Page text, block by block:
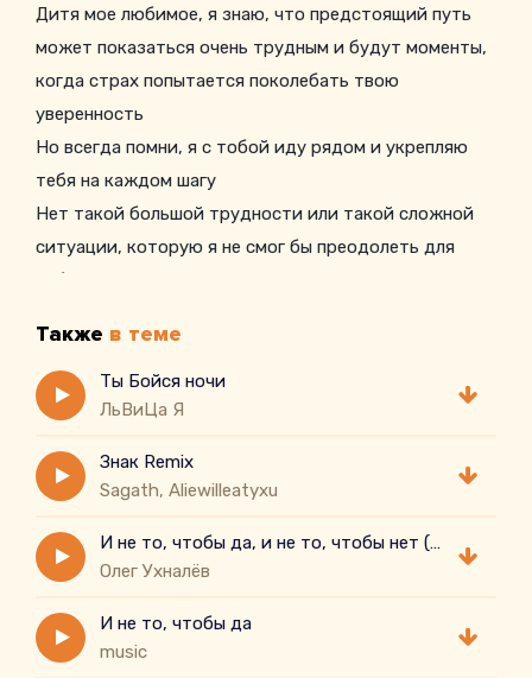
Дитя мое любимое, я знаю, что предстоящий путь
может показаться очень трудным и будут моменты,
когда страх попытается поколебать твою
уверенность
Но всегда помни, я с тобой иду рядом и укрепляю
тебя на каждом шагу
Нет такой большой трудности или такой сложной
ситуации, которую я не смог бы преодолеть для
тебя
тебя
Я дал тебе все необходимое, чтобы ты мог
справиться
Слава Богу
«Поднимаю тебя и даю тебе силы подняться над
Доверяй моим обещаниям, моей силе и моей помощи
Дитя мое, смело иди вперед, не унывай и не бойся
Доверяй только мне, и я проведу тебя через любую
бурю
Также в теме
Ты Бойся ночи
ЛьВиЦа Я
Знак Remix
Sagath, Aliewilleatyxu
И не то, чтобы да, и не то, чтобы нет ( cover)
Олег Ухналёв
И не то, чтобы да
music